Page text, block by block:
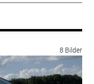
8 Bilder